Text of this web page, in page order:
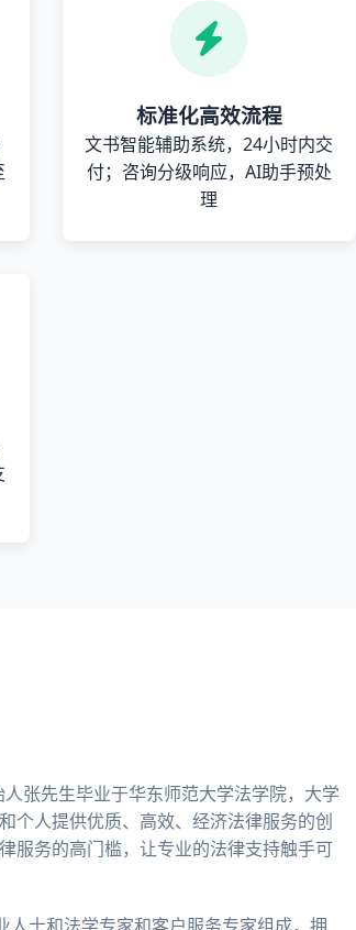
标准化高效流程
文书智能辅助系统，24小时内交
付；咨询分级响应，AI助手预处
理
张先生毕业于华东师范大学法学院，大学
个人提供优质、高效、经济法律服务的创
服务的高门槛，让专业的法律支持触手可